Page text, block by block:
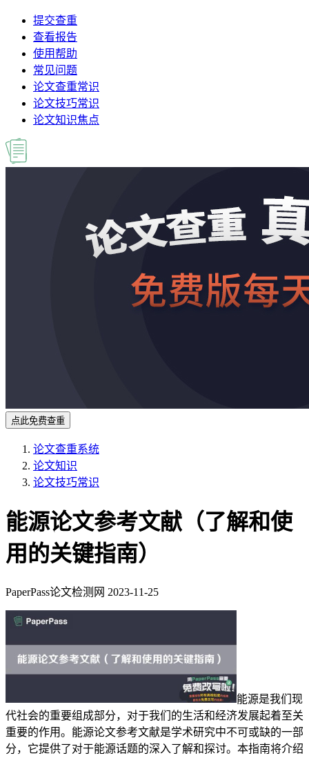
提交查重
查看报告
使用帮助
常见问题
论文查重常识
论文技巧常识
论文知识焦点
点此免费查重
论文查重系统
论文知识
论文技巧常识
能源论文参考文献（了解和使
用的关键指南）
PaperPass论文检测网 2023-11-25
能源是我们现
代社会的重要组成部分，对于我们的生活和经济发展起着至关
重要的作用。能源论文参考文献是学术研究中不可或缺的一部
分，它提供了对于能源话题的深入了解和探讨。本指南将介绍